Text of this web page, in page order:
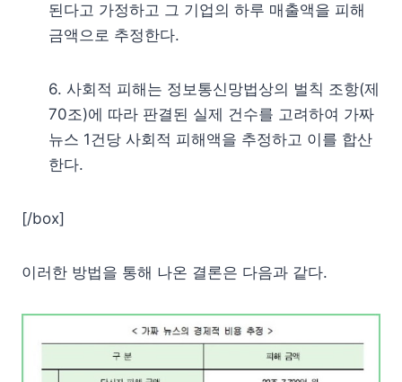
된다고 가정하고 그 기업의 하루 매출액을 피해
금액으로 추정한다.
6. 사회적 피해는 정보통신망법상의 벌칙 조항(제
70조)에 따라 판결된 실제 건수를 고려하여 가짜
뉴스 1건당 사회적 피해액을 추정하고 이를 합산
한다.
[/box]
이러한 방법을 통해 나온 결론은 다음과 같다.